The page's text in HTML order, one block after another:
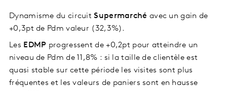
Dynamisme du circuitSupermarché avec un gain de
+0,3pt de Pdm valeur (32,3%).
Les EDMP progressent de +0,2pt pour atteindre un
niveau de Pdm de 11,8% : si la taille de clientèle est
quasi stable sur cette période les visites sont plus
fréquentes et les valeurs de paniers sont en hausse